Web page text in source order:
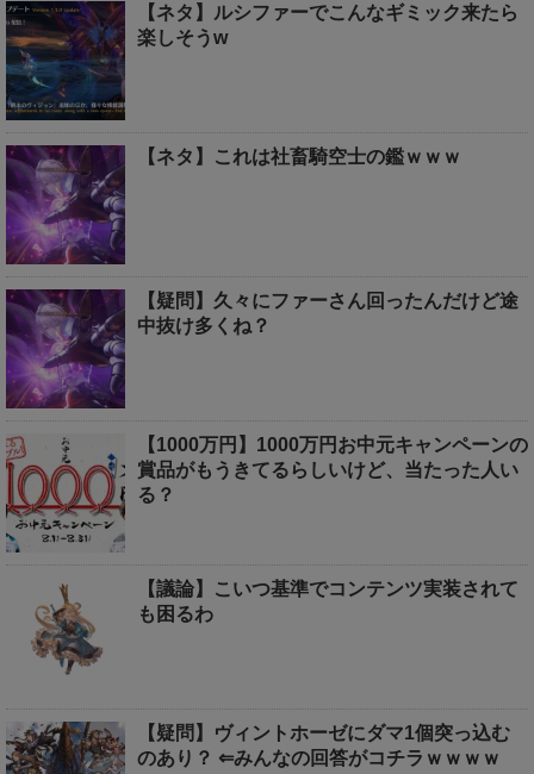
【ネタ】ルシファーでこんなギミック来たら
楽しそうw
【ネタ】これは社畜騎空士の鑑ｗｗｗ
【疑問】久々にファーさん回ったんだけど途
中抜け多くね？
【1000万円】1000万円お中元キャンペーンの
賞品がもうきてるらしいけど、当たった人い
る？
【議論】こいつ基準でコンテンツ実装されて
も困るわ
【疑問】ヴィントホーゼにダマ1個突っ込む
のあり？ ⇐みんなの回答がコチラｗｗｗｗ